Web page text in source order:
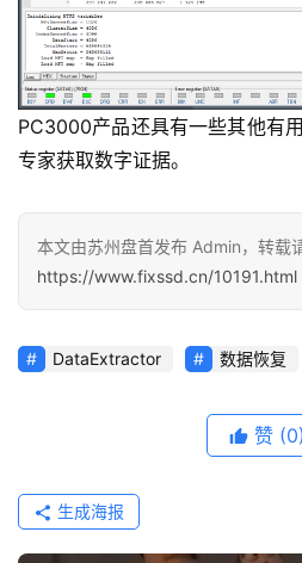
PC3000产品还具有一些其他有
专家获取数字证据。
https://www.fixssd.cn/10191.html
赞(0)
PC3000 Data Extractor数据提